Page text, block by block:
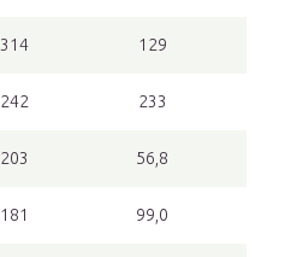
129
233
56,8
99,0